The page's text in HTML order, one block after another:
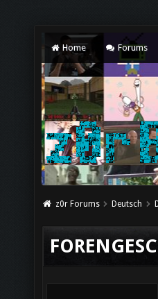
Home Forums
z0r Forums Deutsch